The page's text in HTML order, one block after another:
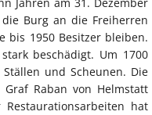
Burg an die Freiherren
bis 1950 Besitzer bleiben.
beschädigt. Um 1700
und Scheunen. Die
Raban von Helmstatt
hat